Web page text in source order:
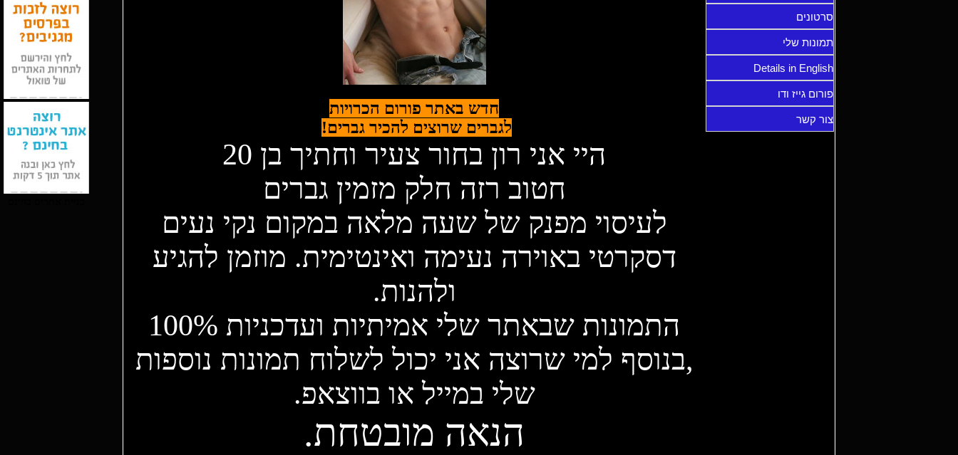
סרטונים
תמונות שלי
Details in English
פורום גייז ודו
צור קשר
חדש באתר פורום הכרויות
לגברים שרוצים להכיר גברים!
היי אני רון בחור צעיר וחתיך בן 20
חטוב רזה חלק מזמין גברים
לעיסוי מפנק של שעה מלאה במקום נקי נעים
דסקרטי באוירה נעימה ואינטימית. מוזמן להגיע
ולהנות.
התמונות שבאתר שלי אמיתיות ועדכניות 100%
,בנוסף למי שרוצה אני יכול לשלוח תמונות נוספות
שלי במייל או בווצאפ.
הנאה מובטחת.